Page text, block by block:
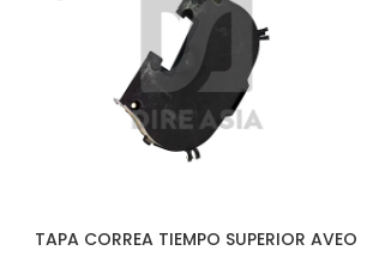
LEER MÁS
TAPA CORREA TIEMPO SUPERIOR AVEO